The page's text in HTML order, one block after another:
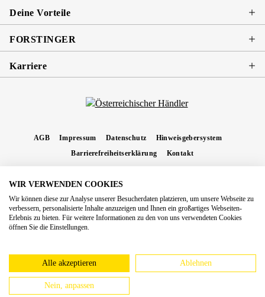
Deine Vorteile
FORSTINGER
Karriere
AGB Impressum Datenschutz
Hinweisgebersystem
Barrierefreiheitserklärung
Kontakt
Nachnahmegebühren, wenn nicht anders angegeben.
Copyright 2026 Forstinger Österreich GmbH
Königstetter Straße 128 - 134/OG3, 3430 Tulln
europäschen Online-Streitbeilegungs-Plattform hinzuweisen:
webgate.ec.europa.eu/odr
WIR VERWENDEN COOKIES
Wir können diese zur Analyse unserer Besucherdaten platzieren, um unsere Webseite zu
verbessern, personalisierte Inhalte anzuzeigen und Ihnen ein großartiges Webseiten-
Erlebnis zu bieten. Für weitere Informationen zu den von uns verwendeten Cookies
öffnen Sie die Einstellungen.
Alle akzeptieren Ablehnen
Nein, anpassen